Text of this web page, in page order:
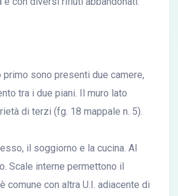
sono presenti due camere,
tra i due piani. Il muro lato
di terzi (fg. 18 mappale n. 5).
il soggiorno e la cucina. Al
Scale interne permettono il
con altra U.I. adiacente di